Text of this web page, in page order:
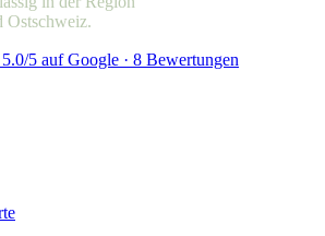
Ostschweiz.
5.0/5 auf Google · 8 Bewertungen